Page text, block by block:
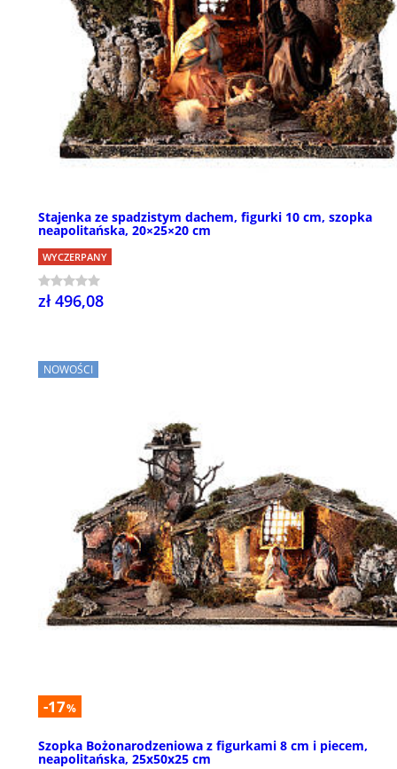
Stajenka ze spadzistym dachem, figurki 10 cm, szopka
neapolitańska, 20×25×20 cm
WYCZERPANY
zł 496,08
NOWOŚCI
-17%
Szopka Bożonarodzeniowa z figurkami 8 cm i piecem,
neapolitańska, 25x50x25 cm